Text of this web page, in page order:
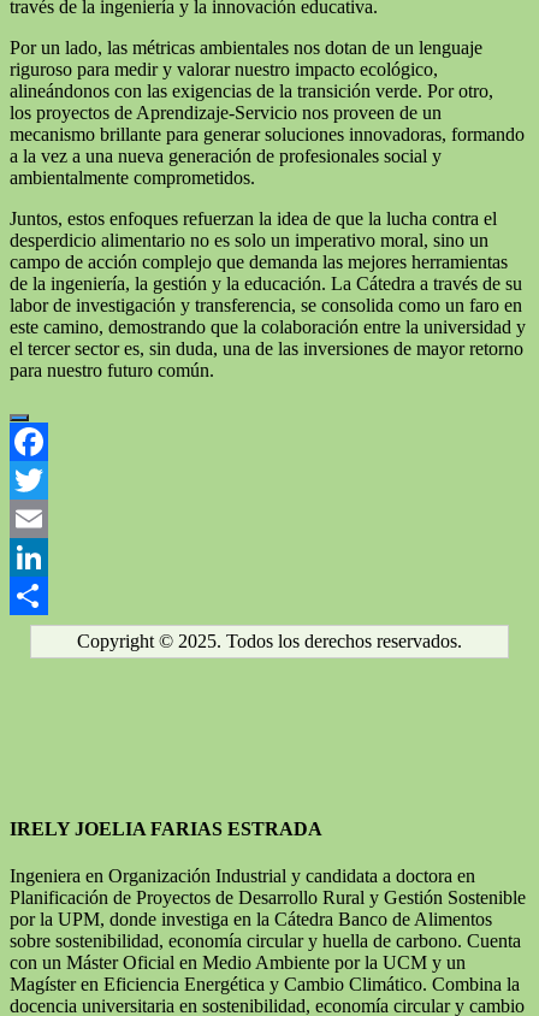
través de la ingeniería y la innovación educativa.
Por un lado, las métricas ambientales nos dotan de un lenguaje
riguroso para medir y valorar nuestro impacto ecológico,
alineándonos con las exigencias de la transición verde. Por otro,
los proyectos de Aprendizaje-Servicio nos proveen de un
mecanismo brillante para generar soluciones innovadoras, formando
a la vez a una nueva generación de profesionales social y
ambientalmente comprometidos.
Juntos, estos enfoques refuerzan la idea de que la lucha contra el
desperdicio alimentario no es solo un imperativo moral, sino un
campo de acción complejo que demanda las mejores herramientas
de la ingeniería, la gestión y la educación. La Cátedra a través de su
labor de investigación y transferencia, se consolida como un faro en
este camino, demostrando que la colaboración entre la universidad y
el tercer sector es, sin duda, una de las inversiones de mayor retorno
para nuestro futuro común.
Facebook
Twitter
Email
LinkedIn
CompartirCopyright © 2025. Todos los derechos reservados.
IRELY JOELIA FARIAS ESTRADA
Ingeniera en Organización Industrial y candidata a doctora en
Planificación de Proyectos de Desarrollo Rural y Gestión Sostenible
por la UPM, donde investiga en la Cátedra Banco de Alimentos
sobre sostenibilidad, economía circular y huella de carbono. Cuenta
con un Máster Oficial en Medio Ambiente por la UCM y un
Magíster en Eficiencia Energética y Cambio Climático. Combina la
docencia universitaria en sostenibilidad, economía circular y cambio